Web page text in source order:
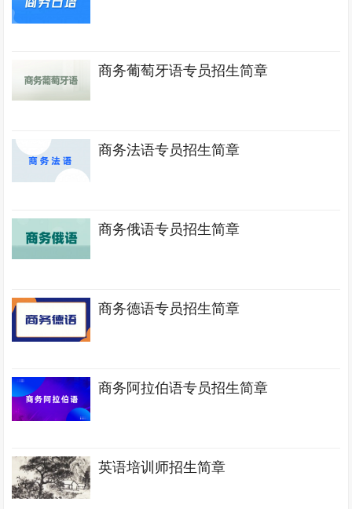
商务葡萄牙语专员招生简章
商务法语专员招生简章
商务俄语专员招生简章
商务德语专员招生简章
商务阿拉伯语专员招生简章
英语培训师招生简章